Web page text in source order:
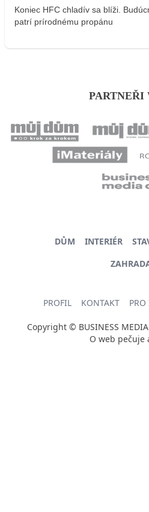
Koniec HFC chladív sa blíži.
patrí prírodnému propánu
PARTNEŘI
DŮM INTERIÉR
PROFIL KONTAKT
Copyright © BUSINESS